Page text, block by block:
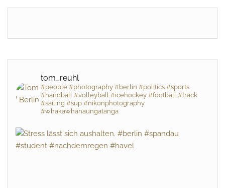
tom_reuhl
#people #photography #berlin #politics #sports
#handball #volleyball #icehockey #football #track
#sailing #sup #nikonphotography
#whakawhanaungatanga